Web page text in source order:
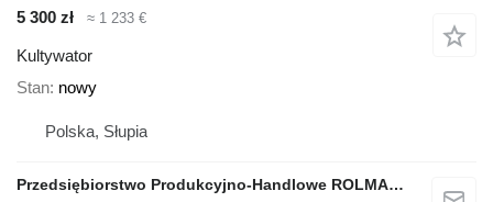
5 300 zł
≈ 1 233 €
Kultywator
Stan nowy
Polska, Słupia
Przedsiębiorstwo Produkcyjno-Handlowe ROLMAPOL Marcin Dziekan